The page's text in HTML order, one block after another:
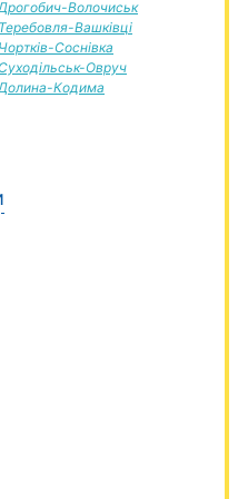
Волочиськ
Теребовля-Вашківці
Чортків-Соснівка
Овруч
Кодима